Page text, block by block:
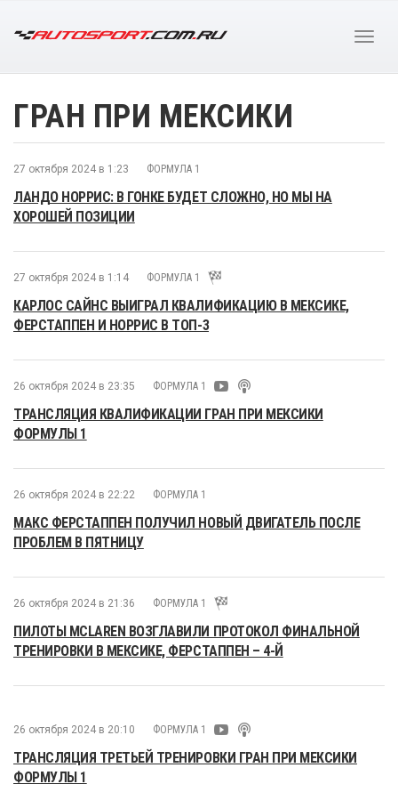
ГРАН ПРИ МЕКСИКИ
27 октября 2024 в 1:23 ФОРМУЛА 1
ЛАНДО НОРРИС: В ГОНКЕ БУДЕТ СЛОЖНО, НО МЫ НА
ХОРОШЕЙ ПОЗИЦИИ
27 октября 2024 в 1:14 ФОРМУЛА 1
КАРЛОС САЙНС ВЫИГРАЛ КВАЛИФИКАЦИЮ В МЕКСИКЕ,
ФЕРСТАППЕН И НОРРИС В ТОП-3
26 октября 2024 в 23:35 ФОРМУЛА 1
ТРАНСЛЯЦИЯ КВАЛИФИКАЦИИ ГРАН ПРИ МЕКСИКИ
ФОРМУЛЫ 1
26 октября 2024 в 22:22 ФОРМУЛА 1
МАКС ФЕРСТАППЕН ПОЛУЧИЛ НОВЫЙ ДВИГАТЕЛЬ ПОСЛЕ
ПРОБЛЕМ В ПЯТНИЦУ
26 октября 2024 в 21:36 ФОРМУЛА 1
ПИЛОТЫ MCLAREN ВОЗГЛАВИЛИ ПРОТОКОЛ ФИНАЛЬНОЙ
ТРЕНИРОВКИ В МЕКСИКЕ, ФЕРСТАППЕН – 4-Й
26 октября 2024 в 20:10 ФОРМУЛА 1
ТРАНСЛЯЦИЯ ТРЕТЬЕЙ ТРЕНИРОВКИ ГРАН ПРИ МЕКСИКИ
ФОРМУЛЫ 1